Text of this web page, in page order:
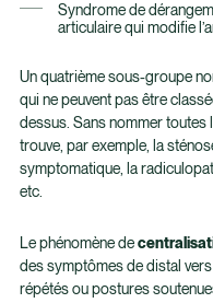
Syndrome de
articulaire qui modifie
Un quatrième sous-groupe
qui ne peuvent pas être
dessus. Sans nommer
trouve, par exemple, la
symptomatique, la
etc.
Le phénomène de
des symptômes de distal
répétés ou postures